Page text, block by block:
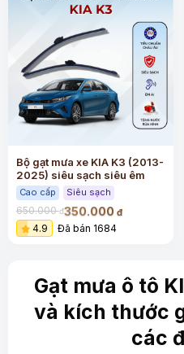
Bộ gạt mưa xe KIA K3 (2013-
2025) siêu sạch siêu êm
Cao cấp Siêu sạch
650.000đ350.000 đ
4.9 Đã bán 1684
Gạt mưa ô tô
và kích thước
các